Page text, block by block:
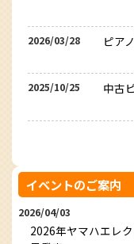
2026/03/28 ピア
2025/10/25 中古
イベントのご案内
2026/04/03
2026年ヤマハエレ